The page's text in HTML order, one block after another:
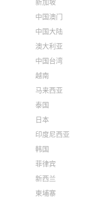
中国澳门
中国大陆
澳大利亚
中国台湾
越南
马来西亚
泰国
日本
印度尼西亚
韩国
菲律宾
新西兰
柬埔寨